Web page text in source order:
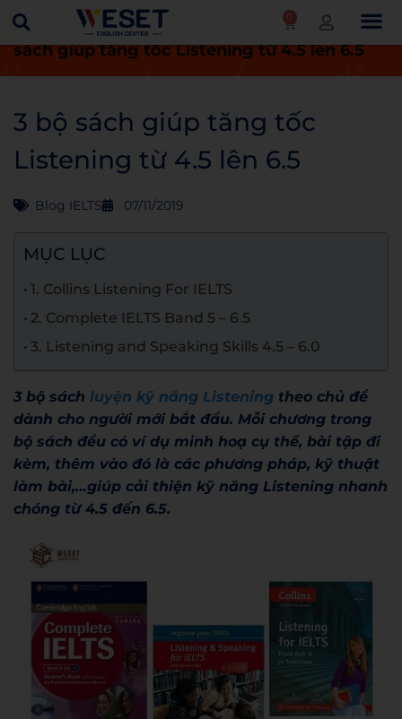
0
Trang chủ Blog Blog IELTS
3 bộ
sách giúp tăng tốc Listening từ 4.5 lên 6.5
3 bộ sách giúp tăng tốc
Listening từ 4.5 lên 6.5
Blog IELTS 07/11/2019
MỤC LỤC
1. Collins Listening For IELTS
2. Complete IELTS Band 5 – 6.5
3. Listening and Speaking Skills 4.5 – 6.0
3 bộ sách luyện kỹ năng Listening theo chủ đề
dành cho người mới bắt đầu. Mỗi chương trong
bộ sách đều có ví dụ minh hoạ cụ thể, bài tập đi
kèm, thêm vào đó là các phương pháp, kỹ thuật
làm bài,…giúp cải thiện kỹ năng Listening nhanh
chóng từ 4.5 đến 6.5.